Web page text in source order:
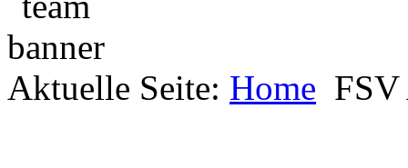
Aktuelle Seite: Home